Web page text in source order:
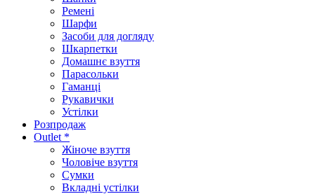
Ремені
Шарфи
Засоби для догляду
Шкарпетки
Домашнє взуття
Парасольки
Гаманці
Рукавички
Устілки
Розпродаж
Outlet *
Жіноче взуття
Чоловіче взуття
Сумки
Вкладні устілки